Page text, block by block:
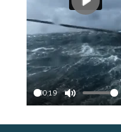
l
00:19
M
u
P
l
a
y